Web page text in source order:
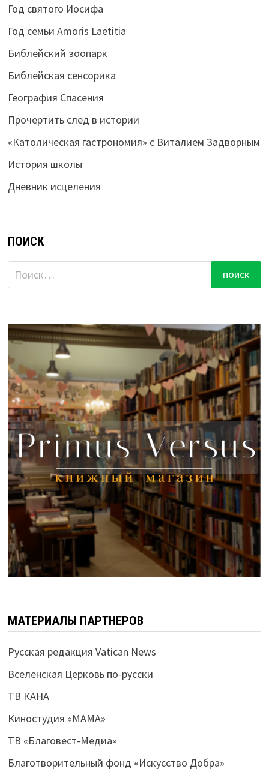
Год святого Иосифа
Год семьи Amoris Laetitia
Библейский зоопарк
Библейская сенсорика
География Спасения
Прочертить след в истории
«Католическая гастрономия» с Виталием Задворным
История школы
Дневник исцеления
ПОИСК
Найти:
МАТЕРИАЛЫ ПАРТНЕРОВ
Русская редакция Vatican News
Вселенская Церковь по-русски
ТВ КАНА
Киностудия «МАМА»
ТВ «Благовест-Медиа»
Благотворительный фонд «Искусство Добра»